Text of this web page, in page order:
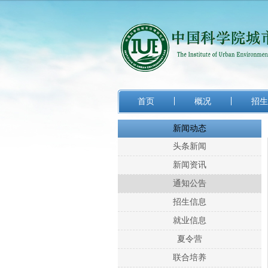
首页 概况 招生
新闻动态
头条新闻
新闻资讯
通知公告
招生信息
就业信息
夏令营
联合培养